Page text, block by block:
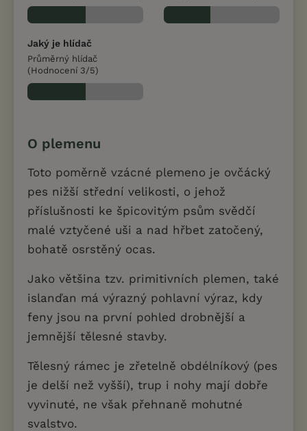
Jaký je hlídač
Průměrný hlídač
(Hodnocení 3/5)
O plemenu
Toto poměrně vzácné plemeno je ovčácký
pes nižší střední velikosti, o jehož
příslušnosti ke špicovitým psům svědčí
malé vztyčené uši a nad hřbet zatočený,
bohatě osrstěný ocas.
Jako většina tzv. primitivních plemen, také
islanďan má výrazný pohlavní výraz, kdy
feny jsou na první pohled drobnější a
jemnější tělesné stavby.
Tělesný rámec je zřetelně obdélníkový (pes
je delší než vyšší), trup i nohy mají dobře
vyvinuté, ne však přehnaně mohutné
svalstvo.